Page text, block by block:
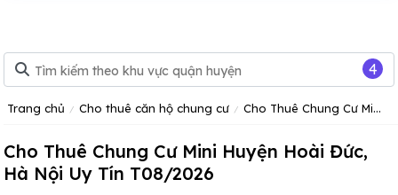
Trang chủ Cho thuê căn hộ chung cư Cho Thuê Chung Cư Mini Hà Nội
Cho Thuê Chung Cư Mini Huyện Hoài Đức,
Hà Nội Uy Tín T08/2026
4